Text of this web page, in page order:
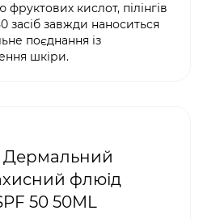
кислот, пілінгів
засіб завжди наноситься
поєднання із
шкіри.
Дермальний
флюід
50 50ML